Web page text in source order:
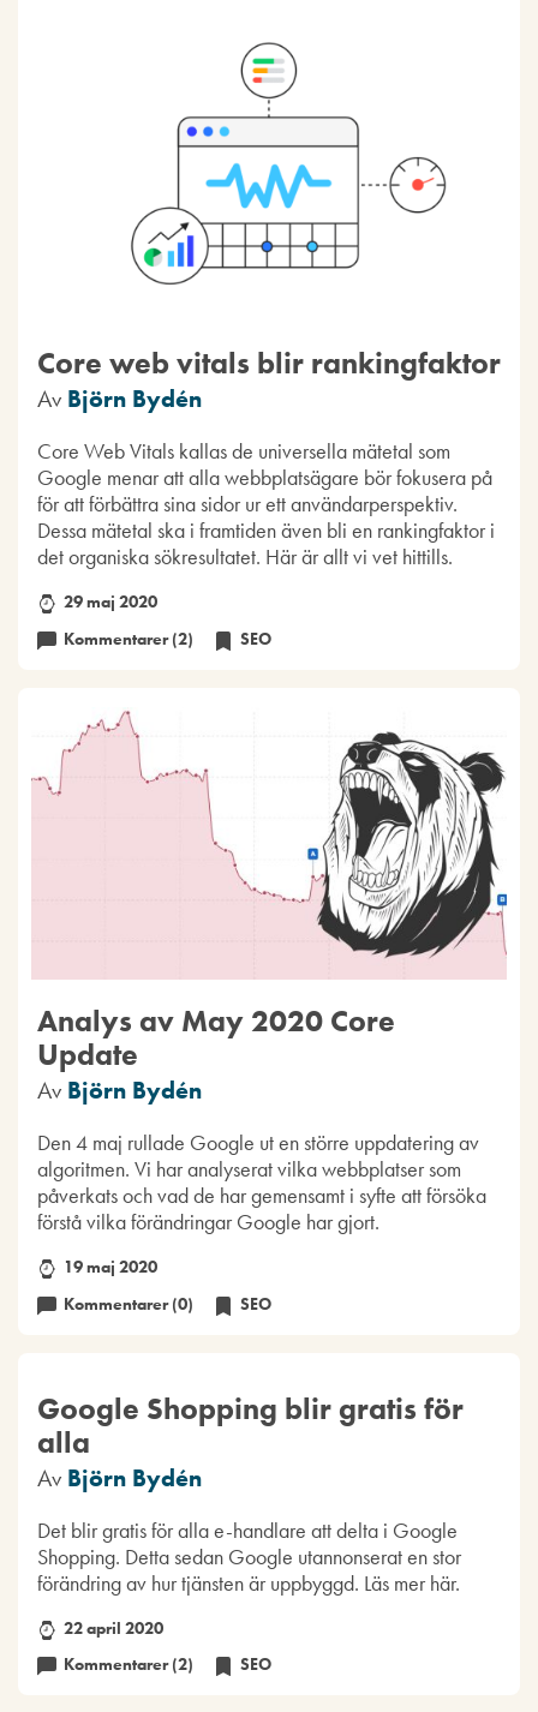
Core web vitals blir rankingfaktor
Av Björn Bydén
Core Web Vitals kallas de universella mätetal som
Google menar att alla webbplatsägare bör fokusera på
för att förbättra sina sidor ur ett användarperspektiv.
Dessa mätetal ska i framtiden även bli en rankingfaktor i
det organiska sökresultatet. Här är allt vi vet hittills.
29 maj 2020
Kommentarer (2)
SEO
Analys av May 2020 Core
Update
Av Björn Bydén
Den 4 maj rullade Google ut en större uppdatering av
algoritmen. Vi har analyserat vilka webbplatser som
påverkats och vad de har gemensamt i syfte att försöka
förstå vilka förändringar Google har gjort.
19 maj 2020
Kommentarer (0)
SEO
Google Shopping blir gratis för
alla
Av Björn Bydén
Det blir gratis för alla e-handlare att delta i Google
Shopping. Detta sedan Google utannonserat en stor
förändring av hur tjänsten är uppbyggd. Läs mer här.
22 april 2020
Kommentarer (2)
SEO